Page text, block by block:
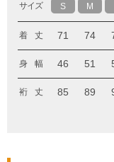
サイズ S M
着 丈 71 74
身 幅 46 51
裄 丈 85 89